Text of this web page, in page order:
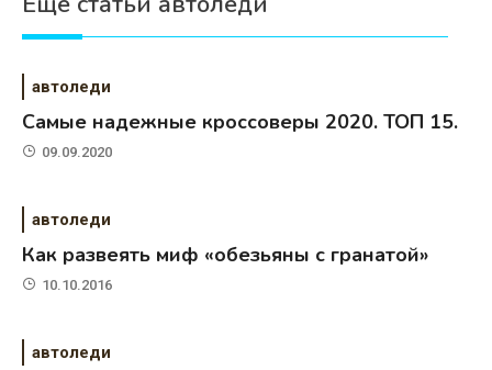
автоледи
Самые надежные кроссоверы 2020. ТОП 15.
09.09.2020
автоледи
Как развеять миф «обезьяны с гранатой»
10.10.2016
автоледи